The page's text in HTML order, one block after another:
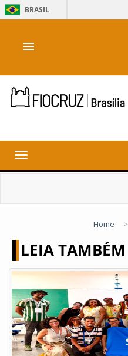
BRASIL
menu
Toggle
navigation
Home >
LEIA TAMBÉM